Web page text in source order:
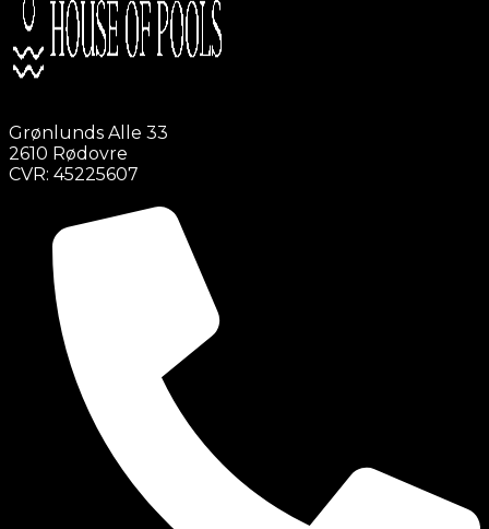
Grønlunds Alle 33
2610 Rødovre
CVR: 45225607